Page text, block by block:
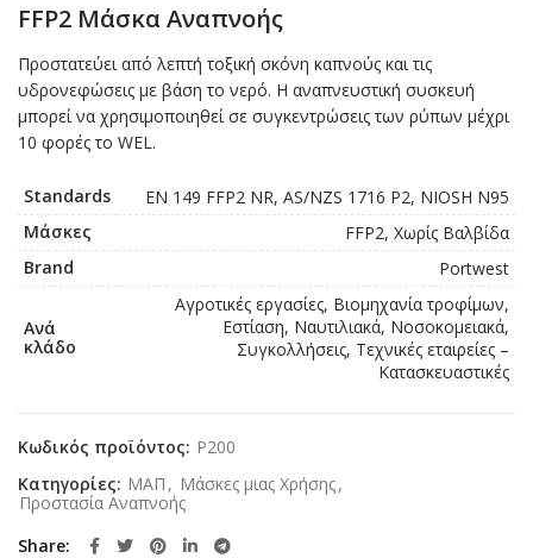
FFP2 Μάσκα Αναπνοής
Προστατεύει από λεπτή τοξική σκόνη καπνούς και τις
υδρονεφώσεις με βάση το νερό. Η αναπνευστική συσκευή
μπορεί να χρησιμοποιηθεί σε συγκεντρώσεις των ρύπων μέχρι
10 φορές το WEL.
Standards
EN 149 FFP2 NR, AS/NZS 1716 P2, NIOSH N95
Μάσκες
FFP2, Χωρίς Βαλβίδα
Brand
Portwest
Ανά
κλάδο
Αγροτικές εργασίες, Βιομηχανία τροφίμων,
Εστίαση, Ναυτιλιακά, Νοσοκομειακά,
Συγκολλήσεις, Τεχνικές εταιρείες –
Κατασκευαστικές
Κωδικός προϊόντος: P200
Κατηγορίες: ΜΑΠ , Μάσκες μιας Χρήσης,
Προστασία Αναπνοής
Share